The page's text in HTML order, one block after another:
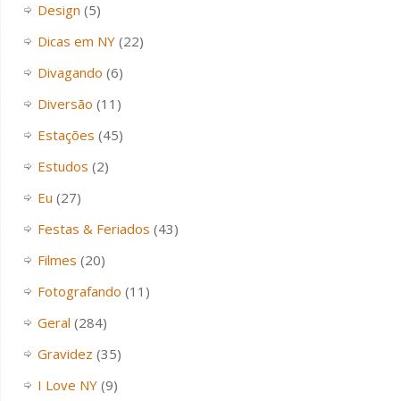
Design (5)
Dicas em NY(22)
Divagando (6)
Diversão (11)
Estações (45)
Estudos (2)
Eu (27)
Festas & Feriados (43)
Filmes (20)
Fotografando (11)
Geral (284)
Gravidez (35)
I Love NY(9)